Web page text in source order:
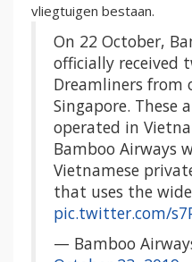
vliegtuigen bestaan.
On 22 October,
officially received
Dreamliners from
Singapore. These
operated in
Bamboo Airways
Vietnamese
that uses the
pic.twitter.com/
— Bamboo